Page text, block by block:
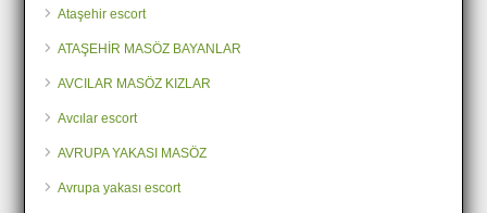
Ataşehir escort
ATAŞEHİR MASÖZ BAYANLAR
AVCILAR MASÖZ KIZLAR
Avcılar escort
AVRUPA YAKASI MASÖZ
Avrupa yakası escort